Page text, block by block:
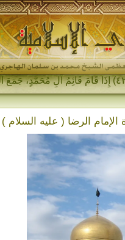
الإمام الرضا ( عليه